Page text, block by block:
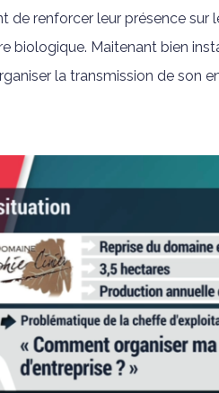
de renforcer leur présence sur
biologique. Maitenant bien
la transmission de son